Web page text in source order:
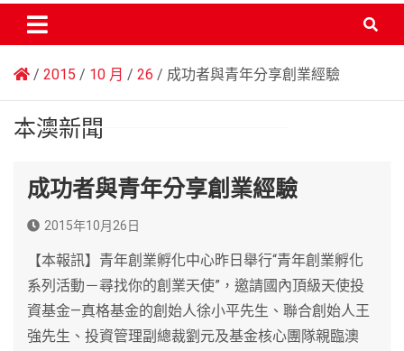
2015 10 月 26 成功者與青年分享創業經驗
本澳新聞
成功者與青年分享創業經驗
2015年10月26日
【本報訊】青年創業孵化中心昨日舉行“青年創業孵化
系列活動－尋找你的創業天使”，邀請國內頂級天使投
資基金—真格基金的創始人徐小平先生、聯合創始人王
強先生、投資管理副總裁劉元及基金核心團隊親臨澳